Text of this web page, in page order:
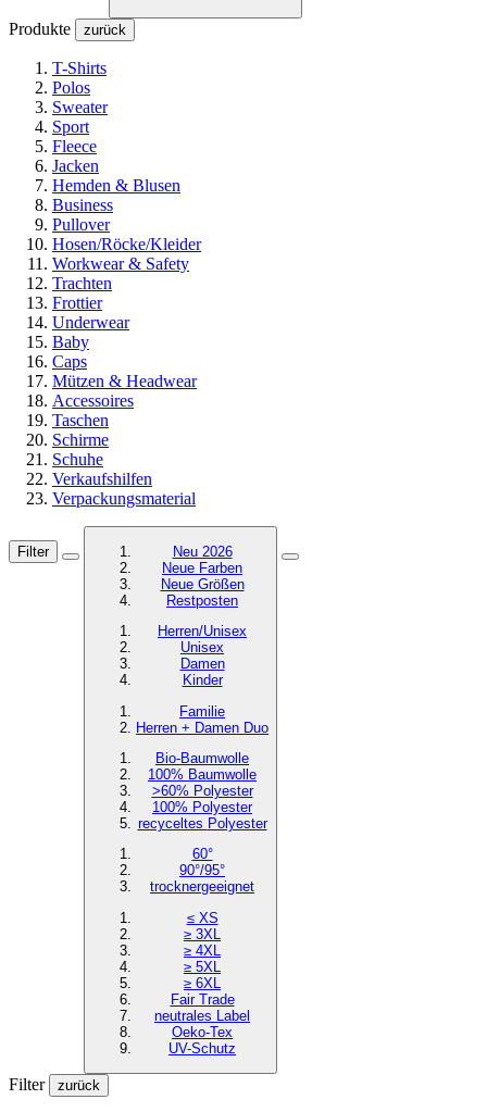
Produkte zurück
T-Shirts
Polos
Sweater
Sport
Fleece
Jacken
Hemden & Blusen
Business
Pullover
Hosen/Röcke/Kleider
Workwear & Safety
Trachten
Frottier
Underwear
Baby
Caps
Mützen & Headwear
Accessoires
Taschen
Schirme
Schuhe
Verkaufshilfen
Verpackungsmaterial
Filter
Neu 2026
Neue Farben
Neue Größen
Restposten
Herren/Unisex
Unisex
Damen
Kinder
Familie
Herren + Damen Duo
Bio-Baumwolle
100% Baumwolle
>60% Polyester
100% Polyester
recyceltes Polyester
60°
90°/95°
trocknergeeignet
≤ XS
≥ 3XL
≥ 4XL
≥ 5XL
≥ 6XL
Fair Trade
neutrales Label
Oeko-Tex
UV-Schutz
Filter zurück